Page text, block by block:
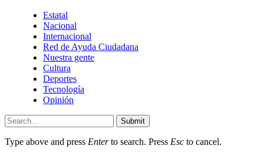
Estatal
Nacional
Internacional
Red de Ayuda Ciudadana
Nuestra gente
Cultura
Deportes
Tecnología
Opinión
Submit
Type above and press Enterto search. Press Esc to cancel.